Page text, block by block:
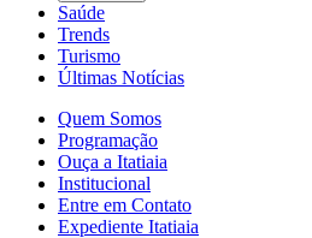
Saúde
Trends
Turismo
Últimas Notícias
Quem Somos
Programação
Ouça a Itatiaia
Institucional
Entre em Contato
Expediente Itatiaia